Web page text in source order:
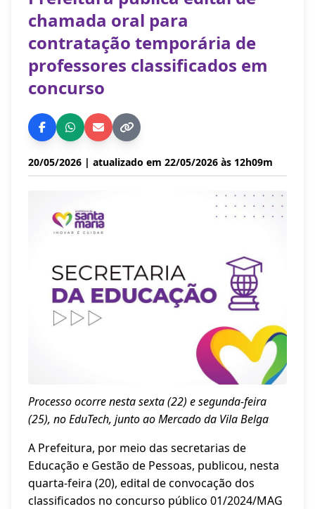
chamada oral para
contratação temporária de
professores classificados em
concurso
20/05/2026 | atualizado em 22/05/2026 às 12h09m
Processo ocorre nesta sexta (22) e segunda-feira
(25), no EduTech, junto ao Mercado da Vila Belga
A Prefeitura, por meio das secretarias de
Educação e Gestão de Pessoas, publicou, nesta
quarta-feira (20), edital de convocação dos
classificados no concurso público 01/2024/MAG